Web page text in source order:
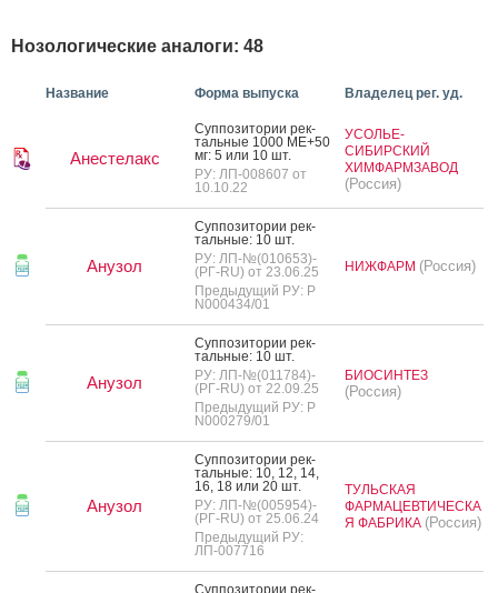
Нозологические аналоги: 48
Название Форма выпуска Владелец рег. уд.
Анестелакс
Суп­по­зито­рии рек­
таль­ные 1000 МЕ+50
мг: 5 или 10 шт.
РУ: ЛП-008607 от
10.10.22
УСОЛЬЕ-
СИБИРСКИЙ
ХИМФАРМЗАВОД
(Россия)
Анузол
Суп­по­зито­рии рек­
таль­ные: 10 шт.
РУ: ЛП-№(010653)-
(РГ-RU) от 23.06.25
Предыдущий РУ: Р
N000434/01
НИЖФАРМ (Россия)
Анузол
Суп­по­зито­рии рек­
таль­ные: 10 шт.
РУ: ЛП-№(011784)-
(РГ-RU) от 22.09.25
Предыдущий РУ: Р
N000279/01
БИОСИНТЕЗ
(Россия)
Анузол
Суп­по­зито­рии рек­
таль­ные: 10, 12, 14,
16, 18 или 20 шт.
РУ: ЛП-№(005954)-
(РГ-RU) от 25.06.24
Предыдущий РУ:
ЛП-007716
ТУЛЬСКАЯ
ФАРМАЦЕВТИЧЕСКА
Я ФАБРИКА (Россия)
Суп­по­зито­рии рек­